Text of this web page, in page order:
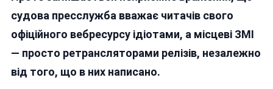
На
Вуха
судова пресслужба вважає читачів свого
офіційного вебресурсу ідіотами, а місцеві ЗМІ
— просто ретрансляторами релізів, незалежно
від того, що в них написано.